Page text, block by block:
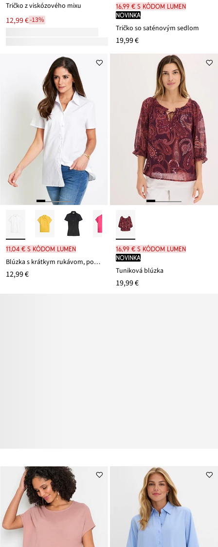
Tričko z viskózového mixu
12,99 €-13%
16,99 € s kódom LUMEN
novinka
Tričko so saténovým sedlom
19,99 €
11,04 € s kódom LUMEN
Blúzka s krátkym rukávom, popelínová
12,99 €
16,99 € s kódom LUMEN
novinka
Tuniková blúzka
19,99 €